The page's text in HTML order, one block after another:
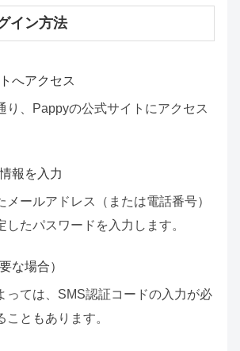
イン方法
へアクセス
り、Pappyの公式サイトにアクセス
報を入力
メールアドレス（または電話番号）
したパスワードを入力します。
な場合）
っては、SMS認証コードの入力が必
こともあります。